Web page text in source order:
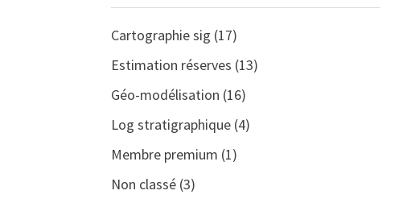
Cartographie sig (17)
Estimation réserves (13)
Géo-modélisation (16)
Log stratigraphique(4)
Membre premium (1)
Non classé(3)